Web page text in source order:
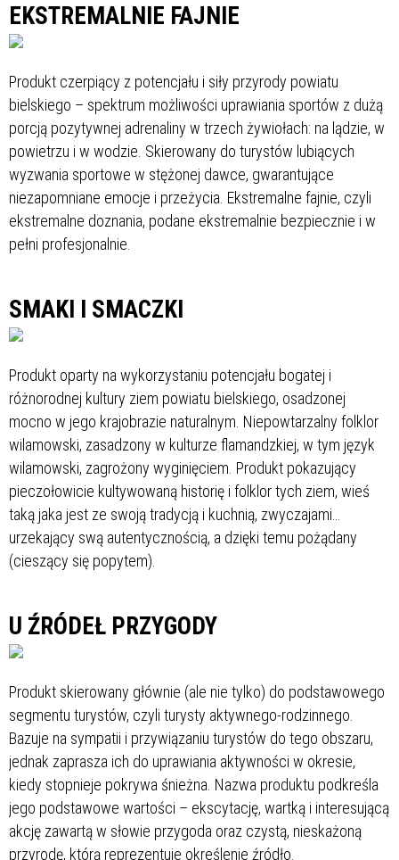
EKSTREMALNIE FAJNIE
Produkt czerpiący z potencjału i siły przyrody powiatu
bielskiego – spektrum możliwości uprawiania sportów z dużą
porcją pozytywnej adrenaliny w trzech żywiołach: na lądzie, w
powietrzu i w wodzie. Skierowany do turystów lubiących
wyzwania sportowe w stężonej dawce, gwarantujące
niezapomniane emocje i przeżycia. Ekstremalne fajnie, czyli
ekstremalne doznania, podane ekstremalnie bezpiecznie i w
pełni profesjonalnie.
SMAKI I SMACZKI
Produkt oparty na wykorzystaniu potencjału bogatej i
różnorodnej kultury ziem powiatu bielskiego, osadzonej
mocno w jego krajobrazie naturalnym. Niepowtarzalny folklor
wilamowski, zasadzony w kulturze flamandzkiej, w tym język
wilamowski, zagrożony wyginięciem. Produkt pokazujący
pieczołowicie kultywowaną historię i folklor tych ziem, wieś
taką jaka jest ze swoją tradycją i kuchnią, zwyczajami…
urzekający swą autentycznością, a dzięki temu pożądany
(cieszący się popytem).
U ŹRÓDEŁ PRZYGODY
Produkt skierowany głównie (ale nie tylko) do podstawowego
segmentu turystów, czyli turysty aktywnego-rodzinnego.
Bazuje na sympatii i przywiązaniu turystów do tego obszaru,
jednak zaprasza ich do uprawiania aktywności w okresie,
kiedy stopnieje pokrywa śnieżna. Nazwa produktu podkreśla
jego podstawowe wartości – ekscytację, wartką i interesującą
akcję zawartą w słowie przygoda oraz czystą, nieskażoną
przyrodę, którą reprezentuje określenie źródło.